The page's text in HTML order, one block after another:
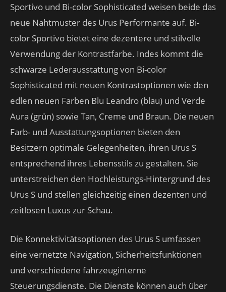
Sportivo und Bi-color Sophisticated weisen beide das
neue Nahtmuster des Urus Performante auf. Bi-
color Sportivo bietet eine dezentere und stilvolle
Verwendung der Kontrastfarbe. Indes kommt die
schwarze Lederausstattung von Bi-color
Sophisticated mit neuen Kontrastoptionen wie den
edlen neuen Farben Blu Leandro (blau) und Verde
Aura (grün) sowie Tan, Creme und Braun. Die neuen
Farb- und Ausstattungsoptionen bieten den
Besitzern optimale Gelegenheiten, ihren Urus S
entsprechend ihres Lebensstils zu gestalten. Sie
unterstreichen den Hochleistungs-Hintergrund des
Urus S und stellen gleichzeitig einen dezenten und
zeitlosen Luxus zur Schau.
Die Konnektivitätsoptionen des Urus S umfassen
eine vernetzte Navigation, Sicherheitsfunktionen
und verschiedene fahrzeuginterne
Steuerungsdienste. Die Dienste können auch über